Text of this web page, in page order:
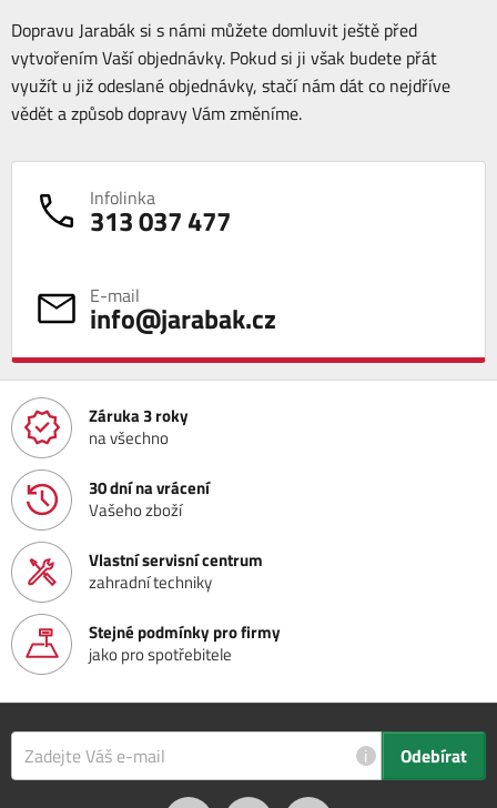
Dopravu Jarabák si s námi můžete domluvit ještě před
vytvořením Vaší objednávky. Pokud si ji však budete přát
využít u již odeslané objednávky, stačí nám dát co nejdříve
vědět a způsob dopravy Vám změníme.
Infolinka
313 037 477
E-mail
info@jarabak.cz
Záruka 3 roky
na všechno
30 dní na vrácení
Vašeho zboží
Vlastní servisní centrum
zahradní techniky
Stejné podmínky pro firmy
jako pro spotřebitele
i Odebírat